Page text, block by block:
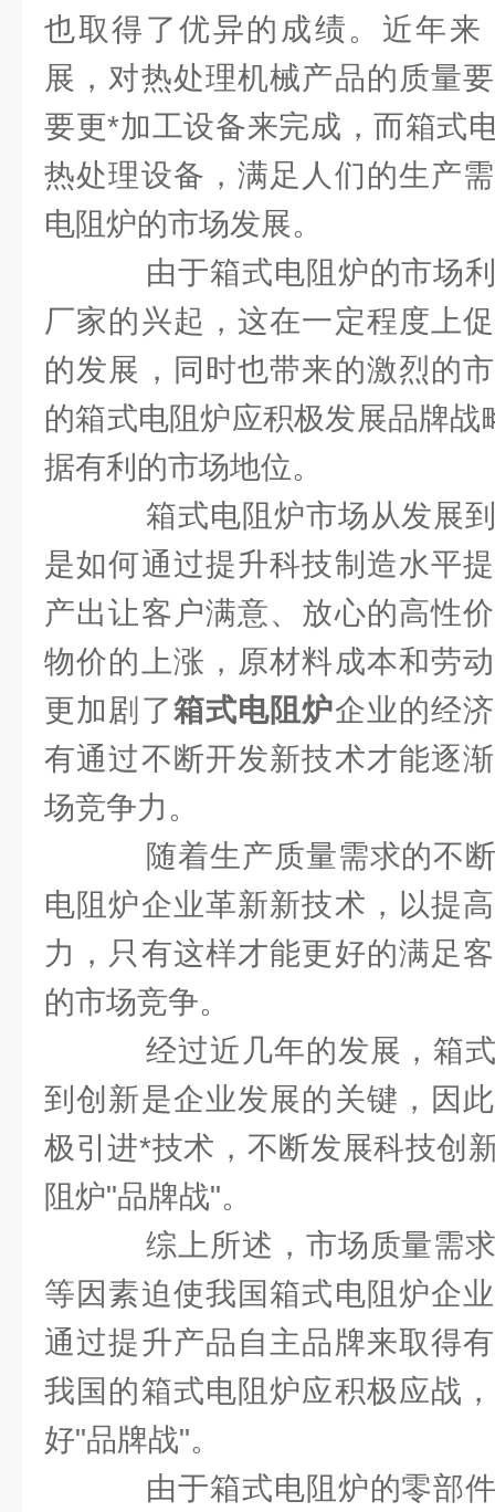
也取得了优异的成绩。近年来
展，对热处理机械产品的质量
要更*加工设备来完成，而箱式
热处理设备，满足人们的生产
电阻炉的市场发展。
由于箱式电阻炉的市场
厂家的兴起，这在一定程度上
的发展，同时也带来的激烈的
的箱式电阻炉应积极发展品牌
据有利的市场地位。
箱式电阻炉市场从发展
是如何通过提升科技制造水平
产出让客户满意、放心的高性
物价的上涨，原材料成本和劳
更加剧了箱式电阻炉企业的经
有通过不断开发新技术才能逐
场竞争力。
随着生产质量需求的不
电阻炉企业革新新技术，以提
力，只有这样才能更好的满足
的市场竞争。
经过近几年的发展，箱
到创新是企业发展的关键，因
极引进*技术，不断发展科技创
阻炉"品牌战"。
综上所述，市场质量需
等因素迫使我国箱式电阻炉企
通过提升产品自主品牌来取得
我国的箱式电阻炉应积极应战
好"品牌战"。
由于箱式电阻炉的零部